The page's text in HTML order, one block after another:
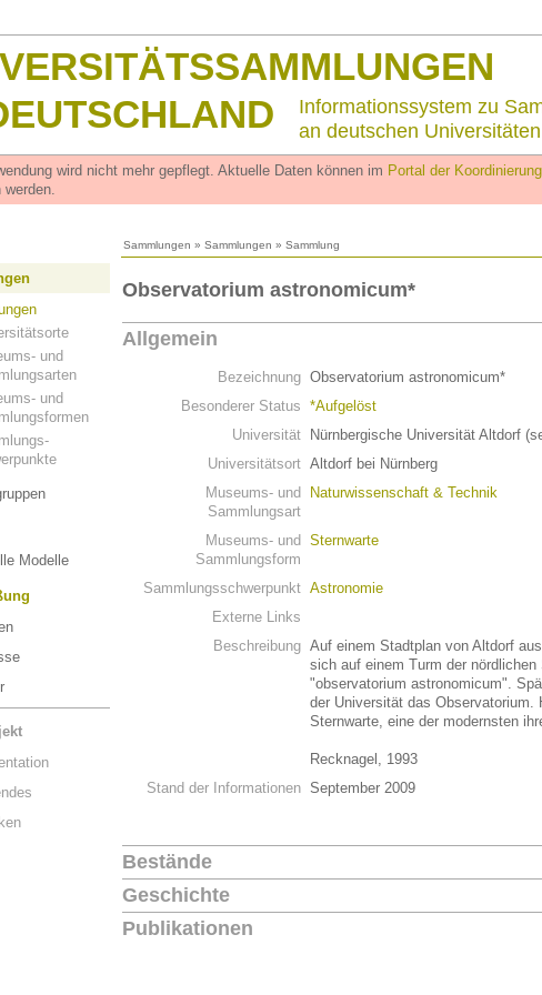
Informationssystem zu
an deutschen Universitäten
wird nicht mehr gepflegt. Aktuelle Daten können im Portal der
werden.
Sammlungen » Sammlungen » Sammlung
und
und
Modelle
Observatorium astronomicum*
Allgemein
Bezeichnung Observatorium astronomicum*
Besonderer Status *Aufgelöst
Universität
Nürnbergische Universität Altdorf
Universitätsort Altdorf bei Nürnberg
Museums- und
Sammlungsart
Naturwissenschaft & Technik
Museums- und
Sammlungsform
Sternwarte
Sammlungsschwerpunkt Astronomie
Externe Links
Beschreibung Auf einem Stadtplan von Altdorf
sich auf einem Turm der nördlichen
"observatorium astronomicum".
der Universität das Observatorium.
Sternwarte, eine der modernsten
Recknagel, 1993
Stand der Informationen September 2009
Bestände
Geschichte
Publikationen